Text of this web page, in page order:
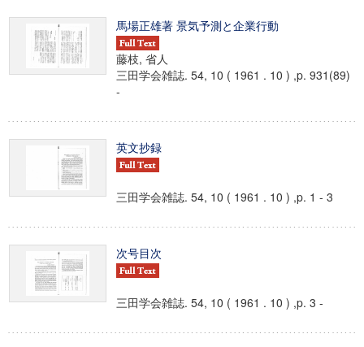
馬場正雄著 景気予測と企業行動
藤枝, 省人
三田学会雑誌. 54, 10 ( 1961 . 10 ) ,p. 931(89)
-
英文抄録
三田学会雑誌. 54, 10 ( 1961 . 10 ) ,p. 1 - 3
次号目次
三田学会雑誌. 54, 10 ( 1961 . 10 ) ,p. 3 -